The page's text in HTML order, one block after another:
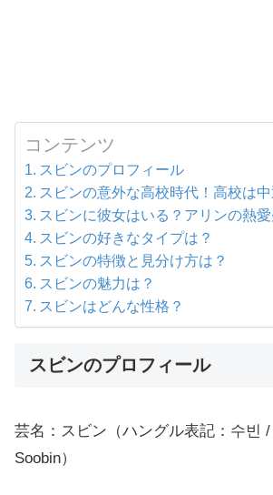
コンテンツ
スビンのプロフィール
スビンの意外な高校時代！高校は中
スビンに彼女はいる？アリンの熱愛
スビンの好きなタイプは？
スビンの特徴と見分け方は？
スビンの魅力は？
スビンはどんな性格？
スビンのプロフィール
芸名：スビン（ハングル表記：수빈 /
Soobin）